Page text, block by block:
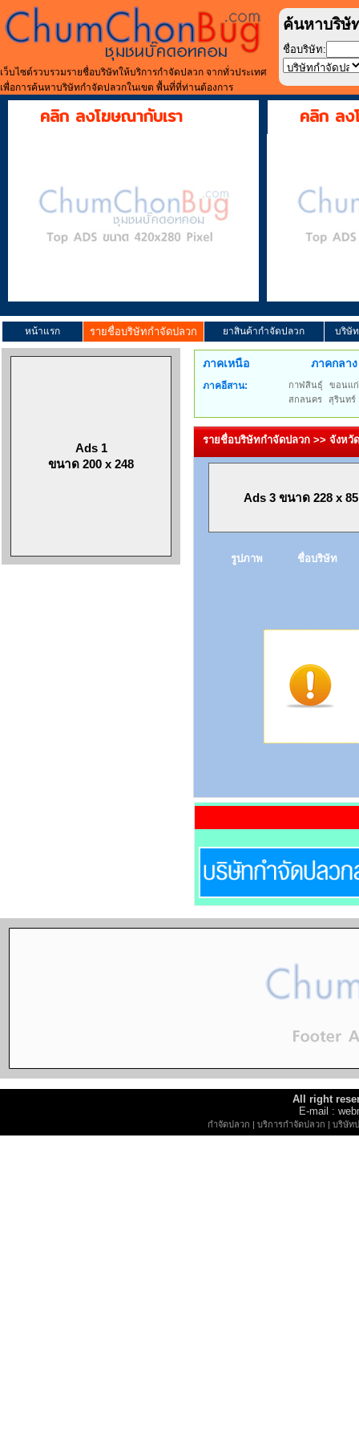
เว็บไซต์รวบรวมรายชื่อบริษัทให้บริการกำจัดปลวก จากทั่วประเทศ
เพื่อการค้นหาบริษัทกำจัดปลวกในเขต พื้นที่ที่ท่านต้องการ
ค้นหาบริษั
ชื่อบริษัท:
คลิก ลงโฆษณากับเรา คลิก ลง
หน้าแรก รายชื่อบริษัทกำจัดปลวก ยาสินค้ากำจัดปลวก บริษั
Ads 1
ขนาด 200 x 248
ภาคเหนือ ภาคกลาง
ภาคอีสาน: กาฬสินธุ์
ขอนแ
สกลนคร
สุรินทร์
รายชื่อบริษัทกำจัดปลวก >> จังหวั
Ads 3 ขนาด 228 x 85
รูปภาพ ชื่อบริษัท
All right
E-mail :
กำจัดปลวก | บริการกำจัดปลวก | บริษัท